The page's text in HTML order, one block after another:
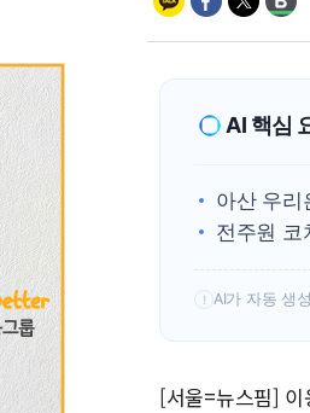
AI 핵심
아산 우리
전주원 코
! AI가 자동 생
[서울=뉴스핌] 이